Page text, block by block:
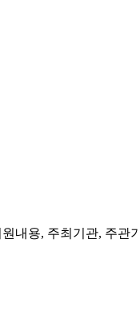
내용, 주최기관, 주관